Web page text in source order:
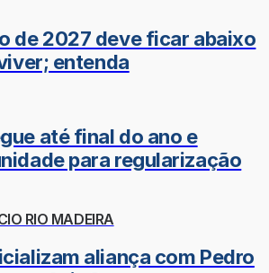
de 2027 deve ficar abaixo
entenda
até final do ano e
para regularização
RIO MADEIRA
aliança com Pedro